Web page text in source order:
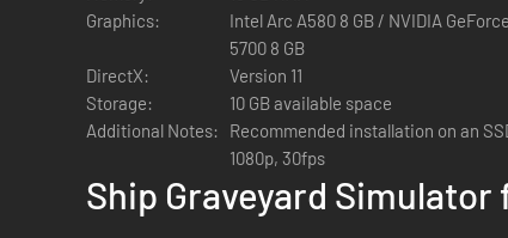
Gli strumenti a tua disposizione sono stati
più impegnativi, prendi il controllo della nuova gru per
seconda del tipo di rottami che hai nel camion. Ma il
Graphics:
Intel Arc A580 8 GB / NVIDIA
5700 8 GB
DirectX:
Version 11
Storage:
10 GB available space
Additional Notes:
Recommended installation on an
1080p, 30fps
Ship Graveyard